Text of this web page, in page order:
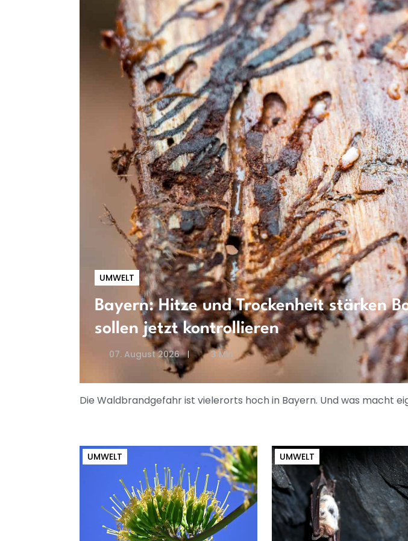
UMWELT
Bayern: Hitze und Trockenheit stärken
sollen jetzt kontrollieren
07. August 2026 3 Min
Die Waldbrandgefahr ist vielerorts hoch in Bayern. Und was macht
UMWELT UMWELT